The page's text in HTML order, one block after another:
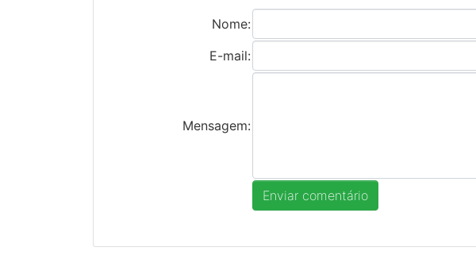
Nome:
E-mail:
Mensagem: